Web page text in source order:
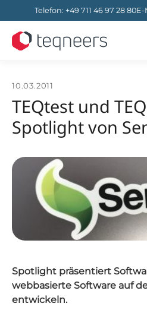
Telefon: +49 711 46 97 28 80E-
10.03.2011
TEQtest und
Spotlight von
Spotlight präsentiert
webbasierte Software auf
entwickeln.